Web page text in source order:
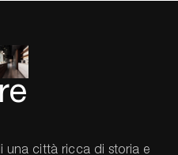
una città ricca di storia e